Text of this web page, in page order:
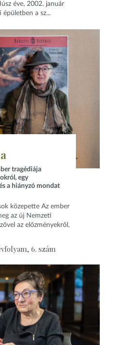
éve, 2002. január
a sz...
tragédiája
egy
a hiányzó mondat
közepette Az ember
az új Nemzeti
az előzményekről,
6. szám